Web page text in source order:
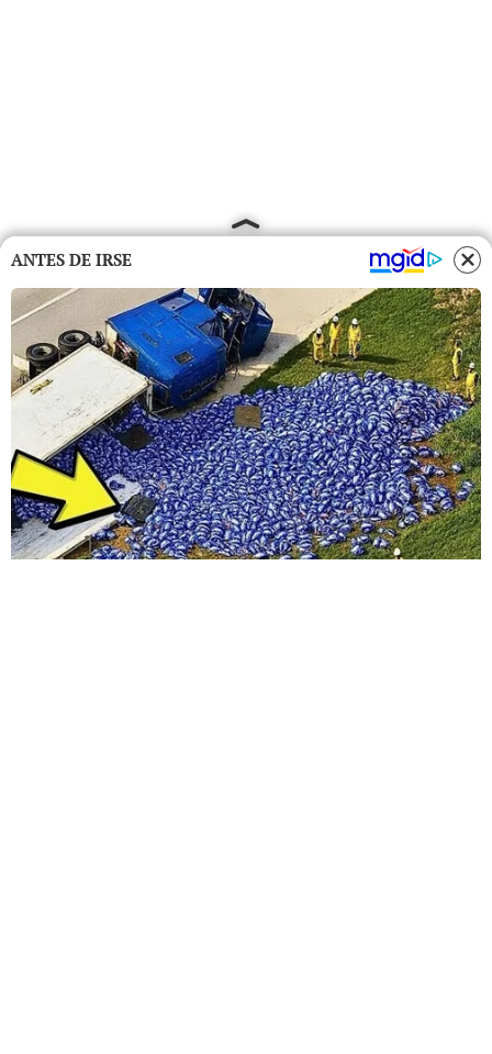
ANTES DE IRSE